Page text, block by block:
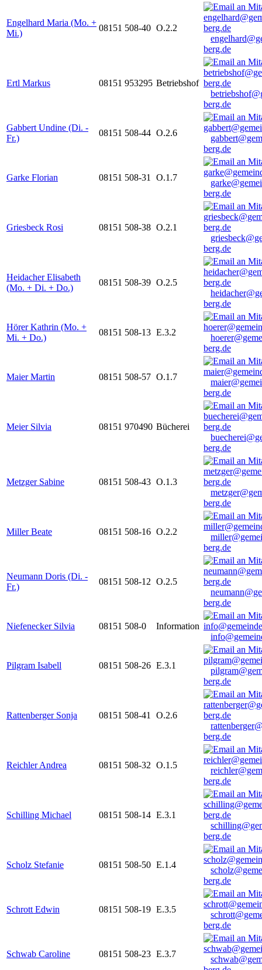
Engelhard Maria (Mo. +
Mi.)
08151 508-40 O.2.2
berg.de
Ertl Markus 08151 953295 Betriebshof
berg.de
Gabbert Undine (Di. -
Fr.)
08151 508-44 O.2.6
berg.de
Garke Florian 08151 508-31 O.1.7
berg.de
Griesbeck Rosi 08151 508-38 O.2.1
berg.de
Heidacher Elisabeth
(Mo. + Di. + Do.)
08151 508-39 O.2.5
berg.de
Hörer Kathrin (Mo. +
Mi. + Do.)
08151 508-13 E.3.2
berg.de
Maier Martin 08151 508-57 O.1.7
berg.de
Meier Silvia 08151 970490 Bücherei
berg.de
Metzger Sabine 08151 508-43 O.1.3
berg.de
Miller Beate 08151 508-16 O.2.2
berg.de
Neumann Doris (Di. -
Fr.)
08151 508-12 O.2.5
berg.de
Niefenecker Silvia 08151 508-0
Information
Pilgram Isabell 08151 508-26 E.3.1
berg.de
Rattenberger Sonja 08151 508-41
O.2.6
berg.de
Reichler Andrea 08151 508-32 O.1.5
berg.de
Schilling Michael 08151 508-14 E.3.1
berg.de
Scholz Stefanie 08151 508-50 E.1.4
berg.de
Schrott Edwin 08151 508-19 E.3.5
berg.de
Schwab Caroline 08151 508-23 E.3.7